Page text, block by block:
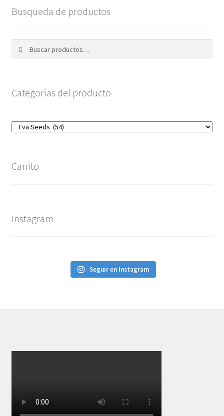
Busqueda de productos
Categorías del producto
Carrito
Instagram
Seguir en Instagram